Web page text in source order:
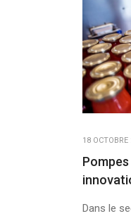
18 OCTOBRE
Dans le